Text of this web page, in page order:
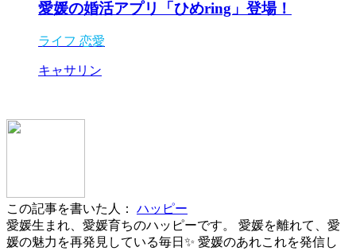
愛媛の婚活アプリ「ひめring」登場！
ライフ 恋愛
キャサリン
この記事を書いた人：
ハッピー
愛媛生まれ、愛媛育ちのハッピーです。 愛媛を離れて、愛
媛の魅力を再発見している毎日✨ 愛媛のあれこれを発信し